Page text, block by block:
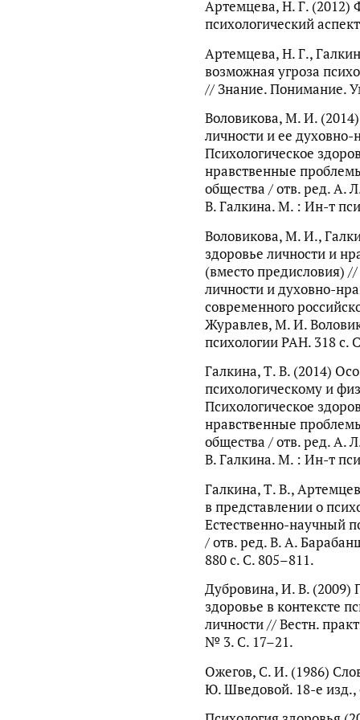
Артемцева, Н. Г. (2012)
психологический
Артемцева, Н. Г.,
возможная угроза
// Знание. Понимание.
Воловикова, М. И.
личности и ее духовно-
Психологическое
нравственные
общества / отв. ред. А.
В. Галкина. М. : Ин-т
Воловикова, М. И.,
здоровье личности и
(вместо предисловия)
личности и духовно-
современного
Журавлев, М. И.
психологии РАН. 318 с.
Галкина, Т. В. (2014)
психологическому и
Психологическое
нравственные
общества / отв. ред. А.
В. Галкина. М. : Ин-т
Галкина, Т. В.,
в представлении о
Естественно-научный
/ отв. ред. В. А.
880 с. С. 805–811.
Дубровина, И. В. (2009)
здоровье в контексте
личности // Вестн.
№ 3. С. 17–21.
Ожегов, С. И. (1986)
Ю. Шведовой. 18-е изд.,